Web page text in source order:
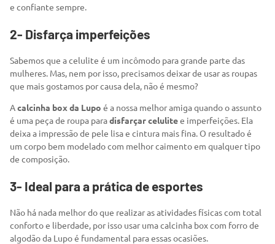
e confiante sempre.
2- Disfarça imperfeições
Sabemos que a celulite é um incômodo para grande parte das
mulheres. Mas, nem por isso, precisamos deixar de usar as roupas
que mais gostamos por causa dela, não é mesmo?
Acalcinha box da Lupo é a nossa melhor amiga quando o assunto
é uma peça de roupa paradisfarçar celulitee imperfeições. Ela
deixa a impressão de pele lisa e cintura mais fina. O resultado é
um corpo bem modelado com melhor caimento em qualquer tipo
de composição.
3- Ideal para a prática de esportes
Não há nada melhor do que realizar as atividades físicas com total
conforto e liberdade, por isso usar uma calcinha box com forro de
algodão da Lupo é fundamental para essas ocasiões.